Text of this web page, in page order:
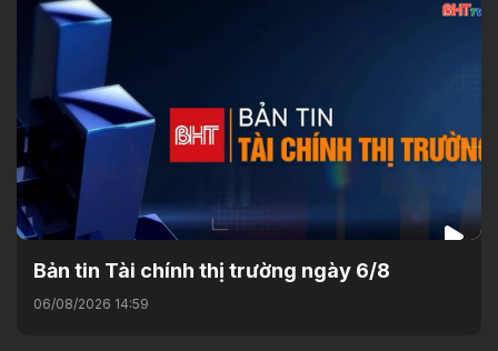
Bản tin Tài chính thị trường ngày 6/8
06/08/2026 14:59